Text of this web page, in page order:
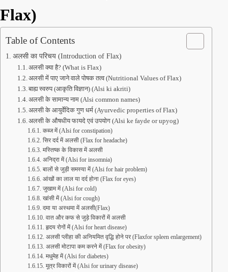
Flax)
Table of Contents
अलसी का परिचय (Introduction of Flax)
अलसी क्या है? (What is Flax)
अलसी में पाए जाने वाले पोषक तत्व (Nutritional Values of Flax)
बाह्य स्वरुप (आकृति विज्ञान) (Alsi ki akriti)
अलसी के सामान्य नाम (Alsi common names)
अलसी के आयुर्वेदिक गुण धर्म (Ayurvedic properties of Flax)
अलसी के औषधीय फायदे एवं उपयोग (Alsi ke fayde or upyog)
कब्ज में (Alsi for constipation)
सिर दर्द में अलसी (Flax for headache)
मस्तिष्क के विकास में अलसी
अनिद्रा में (Alsi for insomnia)
बालों से जुड़ी समस्या में (Alsi for hair problem)
आंखों का लाल या दर्द होना (Flax for eyes)
जुखाम में (Alsi for cold)
खांसी में (Alsi for cough)
दमा या अस्थमा में अलसी(Flax)
वात और कफ से जुड़े विकारों में अलसी
हृदय रोगों में (Alsi for heart disease)
अलसी प्लीहा की अनियमित वृद्धि होने पर (Flaxfor spleen enlargement)
अलसी मोटापा कम करने में (Flax for obesity)
मधुमेह में (Alsi for diabetes)
मूत्र विकारों में (Alsi for urinary disease)